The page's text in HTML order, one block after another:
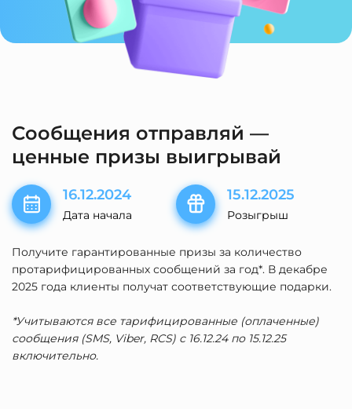
Сообщения отправляй —
ценные призы выигрывай
16.12.2024
Дата начала
15.12.2025
Розыгрыш
Получите гарантированные призы за количество
протарифицированных сообщений за год*. В декабре
2025 года клиенты получат соответствующие подарки.
*Учитываются все тарифицированные (оплаченные)
сообщения (SMS, Viber, RCS) с 16.12.24 по 15.12.25
включительно.